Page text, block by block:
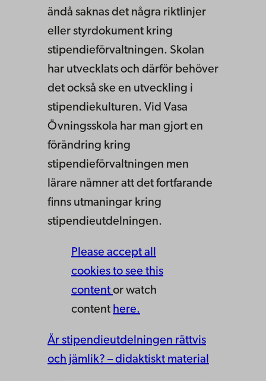
ändå saknas det några riktlinjer
eller styrdokument kring
stipendieförvaltningen. Skolan
har utvecklats och därför behöver
det också ske en utveckling i
stipendiekulturen. Vid Vasa
Övningsskola har man gjort en
förändring kring
stipendieförvaltningen men
lärare nämner att det fortfarande
finns utmaningar kring
stipendieutdelningen.
Please accept all
cookies to see this
content or watch
content here.
Är stipendieutdelningen rättvis
och jämlik? – didaktiskt material